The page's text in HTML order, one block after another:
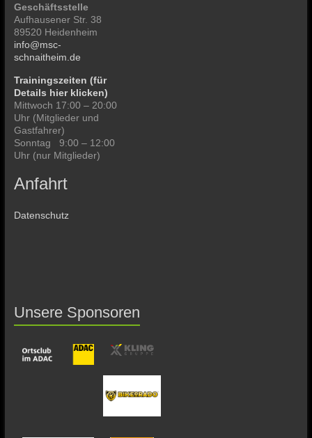
Geschäftsstelle
Aufhausener Str. 38
89520 Heidenheim
info@msc-
schnaitheim.de
Trainingszeiten (für
Details hier klicken)
Mittwoch 17:00 – 20:00
Uhr (Mitglieder und
Gastfahrer)
Sonntag 9:00 – 12:00
Uhr (nur Mitglieder)
Anfahrt
Datenschutz
Unsere Sponsoren